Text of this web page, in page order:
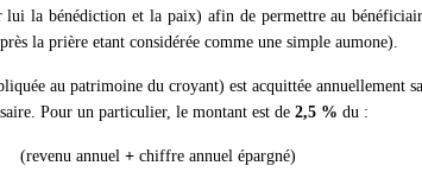
lui la bénédiction et la paix) afin de permettre au
la prière etant considérée comme une simple aumone).
au patrimoine du croyant) est acquittée annuellement
Pour un particulier, le montant est de 2,5 % du :
(revenu annuel + chiffre annuel épargné)